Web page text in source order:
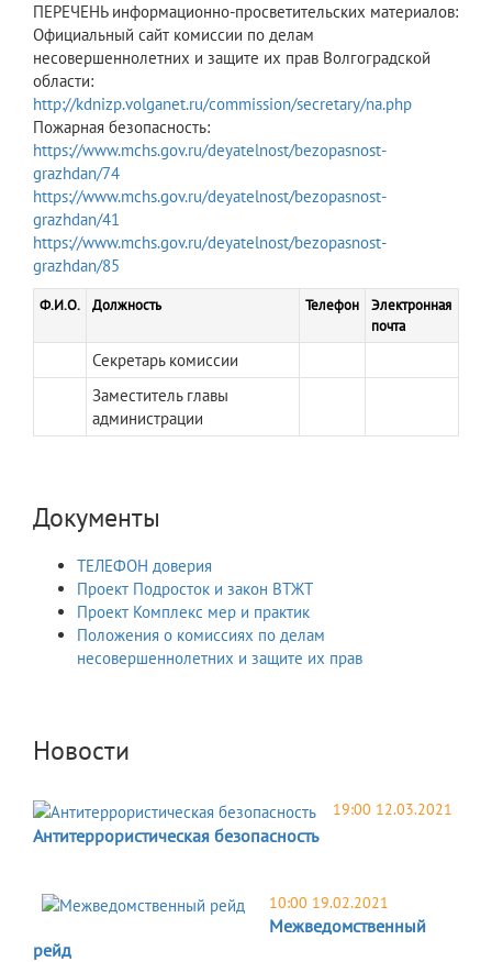
ПЕРЕЧЕНЬ информационно-просветительских материалов:
Официальный сайт комиссии по делам
несовершеннолетних и защите их прав Волгоградской
области:
http://kdnizp.volganet.ru/commission/secretary/na.php
Пожарная безопасность:
https://www.mchs.gov.ru/deyatelnost/bezopasnost-
grazhdan/74
https://www.mchs.gov.ru/deyatelnost/bezopasnost-
grazhdan/41
https://www.mchs.gov.ru/deyatelnost/bezopasnost-
grazhdan/85
Ф.И.О. Должность Телефон
Электронная
почта
Секретарь комиссии
Заместитель главы
администрации
Документы
ТЕЛЕФОН доверия
Проект Подросток и закон ВТЖТ
Проект Комплекс мер и практик
Положения о комиссиях по делам
несовершеннолетних и защите их прав
Новости
19:00 12.03.2021
Антитеррористическая безопасность
10:00 19.02.2021
Межведомственный
рейд